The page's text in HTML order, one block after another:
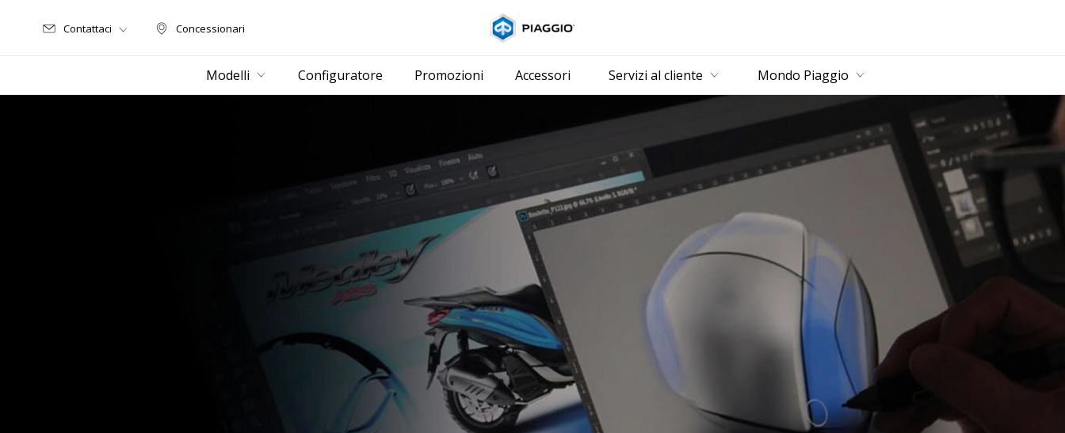
Concessionari
Concessionari
Contattaci
Modelli Configuratore Promozioni Accessori Servizi al cliente Mondo Piaggio